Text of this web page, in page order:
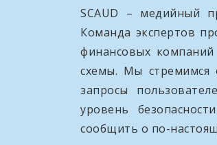
SCAUD – медийный
Команда экспертов
финансовых
схемы. Мы стремимся
запросы
уровень
сообщить о по-